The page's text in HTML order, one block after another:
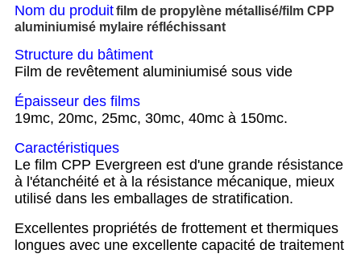
Nom du produitfilm de propylène métallisé/film CPP
aluminiumisé mylaire réfléchissant
Structure du bâtiment
Film de revêtement aluminiumisé sous vide
Épaisseur des films
19mc, 20mc, 25mc, 30mc, 40mc à 150mc.
Caractéristiques
Le film CPP Evergreen est d'une grande résistance
à l'étanchéité et à la résistance mécanique, mieux
utilisé dans les emballages de stratification.
Excellentes propriétés de frottement et thermiques
longues avec une excellente capacité de traitement